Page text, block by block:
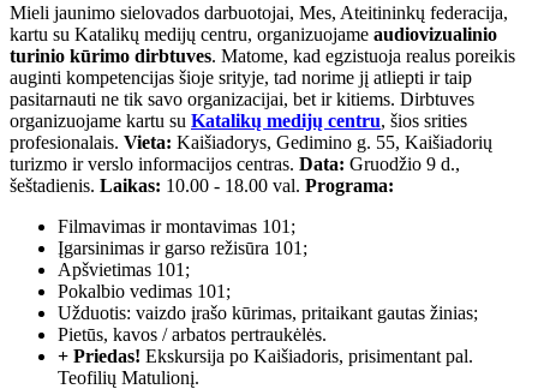
Mieli jaunimo sielovados darbuotojai, Mes, Ateitininkų federacija,
kartu su Katalikų medijų centru, organizuojame audiovizualinio
turinio kūrimo dirbtuves. Matome, kad egzistuoja realus poreikis
auginti kompetencijas šioje srityje, tad norime jį atliepti ir taip
pasitarnauti ne tik savo organizacijai, bet ir kitiems. Dirbtuves
organizuojame kartu su Katalikų medijų centru, šios srities
profesionalais. Vieta: Kaišiadorys, Gedimino g. 55, Kaišiadorių
turizmo ir verslo informacijos centras. Data: Gruodžio 9 d.,
šeštadienis. Laikas: 10.00 - 18.00 val. Programa:
Filmavimas ir montavimas 101;
Įgarsinimas ir garso režisūra 101;
Apšvietimas 101;
Pokalbio vedimas 101;
Užduotis: vaizdo įrašo kūrimas, pritaikant gautas žinias;
Pietūs, kavos / arbatos pertraukėlės.
+ Priedas! Ekskursija po Kaišiadoris, prisimentant pal.
Teofilių Matulionį.